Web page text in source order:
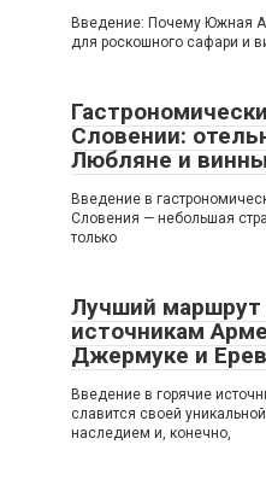
Введение: Почему Южная
для роскошного сафари и
Словении:
Любляне и
Введение в
Словения — небольшая
только
Лучший маршрут
источникам
Джермуке и
Введение в горячие
славится своей
наследием и, конечно,